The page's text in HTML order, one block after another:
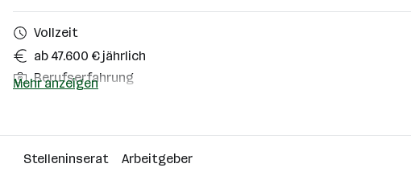
Vollzeit
ab 47.600 € jährlich
Berufserfahrung
Mehr anzeigen
Stelleninserat Arbeitgeber